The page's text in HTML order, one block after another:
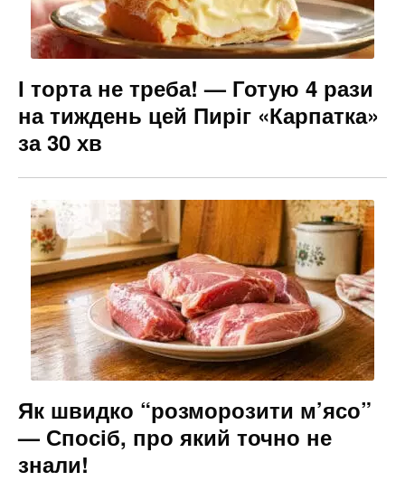
І торта не треба! — Готую 4 рази
на тиждень цей Пиріг «Карпатка»
за 30 хв
Як швидко “розморозити м’ясо”
— Спосіб, про який точно не
знали!